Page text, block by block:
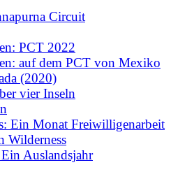
Circuit
PCT 2022
auf dem PCT von Mexiko
(2020)
vier Inseln
Ein Monat Freiwilligenarbeit
Wilderness
Auslandsjahr